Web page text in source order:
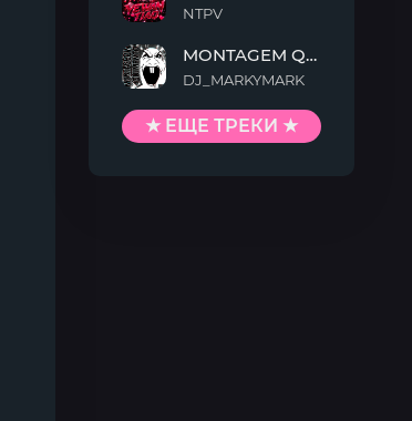
TIAO
NTPV
QUIMENTO
MONTAGEM QUIMENTO
DJ_MARKYMARK
★ ЕЩЕ ТРЕКИ ★